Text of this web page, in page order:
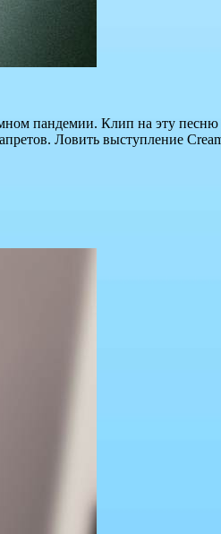
пандемии. Клип на эту
Ловить выступление